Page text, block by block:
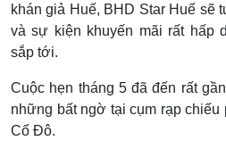
khán giả Huế, BHD Star Huế sẽ
và sự kiện khuyến mãi rất hấp
sắp tới.
Cuộc hẹn tháng 5 đã đến rất
những bất ngờ tại cụm rạp chiếu
Cố Đô.